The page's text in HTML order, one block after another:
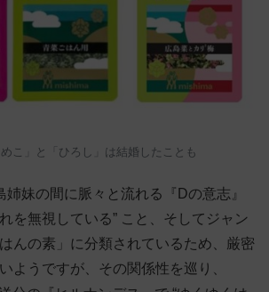
こ」と「ひろし」は結婚したことも
姉妹の間に脈々と流れる『Dの意志』
を無視している” こと、そしてジャン
んの素」に分類されているため、厳密
ようですが、その関係性を巡り、